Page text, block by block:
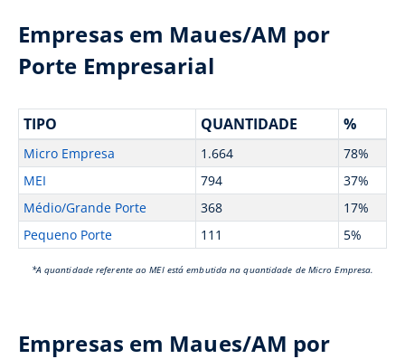
Empresas em Maues/AM por
Porte Empresarial
TIPO QUANTIDADE %
Micro Empresa 1.664
78%
MEI
794
37%
Médio/Grande Porte
368
17%
Pequeno Porte
111 5%
*A quantidade referente ao MEI está embutida na quantidade de Micro Empresa.
Empresas em Maues/AM por